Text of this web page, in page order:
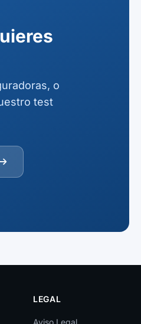
o
test
LEGAL
Aviso Legal